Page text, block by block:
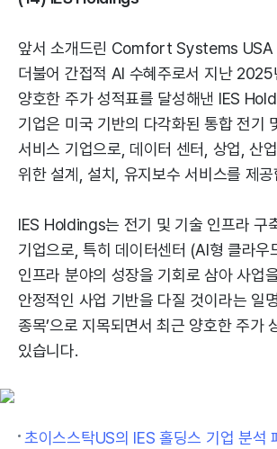
앞서 소개드린 Comfort Systems USA
더불어 간접적 AI 수혜주로서 지난 2025
양호한 주가 성적표를 달성해낸 IES
기업은 미국 기반의 다각화된 통합 전기
서비스 기업으로, 데이터 센터, 상업, 산
위한 설계, 설치, 유지보수 서비스를 제공
IES Holdings는 전기 및 기술 인프라 구
기업으로, 특히 데이터센터 (AI형 클라우
인프라 분야의 성장을 기회로 삼아 사업
안정적인 사업 기반을 다질 것이라는 일
종목’으로 지목되면서 최근 양호한 주가
있습니다.
초이스스탁US의 IES 홀딩스 기업 분석